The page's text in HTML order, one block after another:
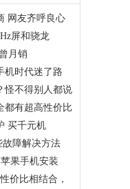
网友齐呼良心
屏和骁龙
月销
机时代迷了路
怪不得别人都说
都有超高性价比
买千元机
障解决方法
果手机安装
价比相结合，